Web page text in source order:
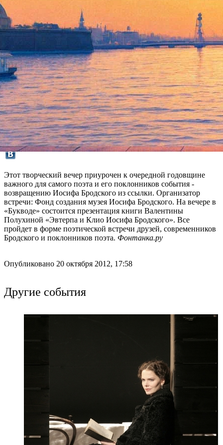
Творческий вечер «Бродский.
Возвращение»
21 октября 2012, воскресенье,18.00
Версия для печати
Все лекции
Буквоед на Восстания
Все книжные магазины
Этот творческий вечер приурочен к очередной годовщине
важного для самого поэта и его поклонников события -
возвращению Иосифа Бродского из ссылки. Организатор
встречи: Фонд создания музея Иосифа Бродского. На вечере в
«Букводе» состоится презентация книги Валентины
Полухиной «Эвтерпа и Клио Иосифа Бродского». Все
пройдет в форме поэтической встречи друзей, современников
Бродского и поклонников поэта. Фонтанка.ру
Опубликовано 20 октября 2012, 17:58
Другие события